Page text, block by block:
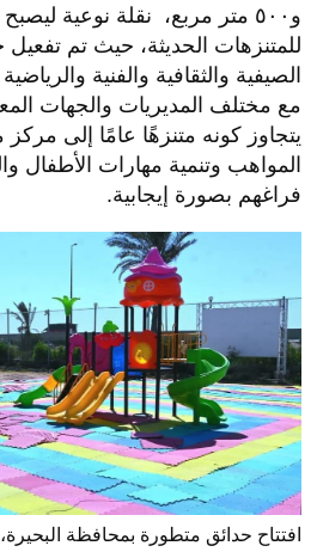
و٥٠٠ متر مربع، نقلة نوعية
للمتنزهات الحديثة، حيث تم
الصيفية والثقافية والفنية
مع مختلف المديريات والجهات
يتجاوز كونه متنزهًا عامًا إلى
المواهب وتنمية مهارات الأطفال
فراغهم بصورة إيجابية.
افتتاح حدائق متطورة بمحافظة البحيرة،